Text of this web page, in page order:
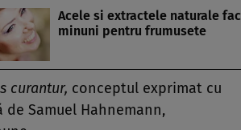
Acele si extractele naturale fac
minuni pentru frumusete
curantur, conceptul exprimat cu
Samuel Hahnemann,